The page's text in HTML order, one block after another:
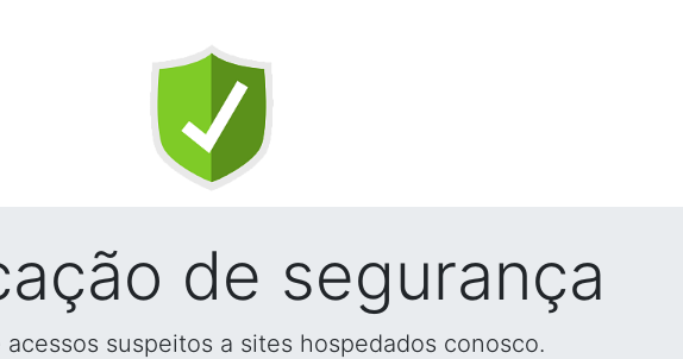
de segurança
suspeitos a sites hospedados conosco.